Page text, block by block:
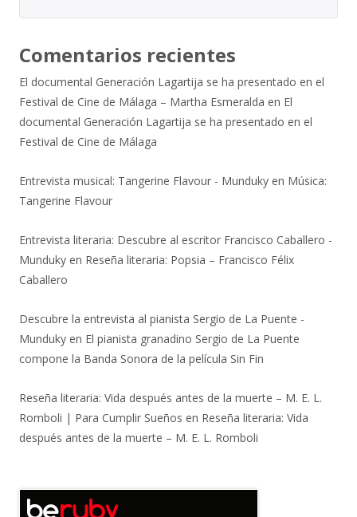
Comentarios recientes
El documental Generación Lagartija se ha presentado en el
Festival de Cine de Málaga – Martha Esmeralda en El
documental Generación Lagartija se ha presentado en el
Festival de Cine de Málaga
Entrevista musical: Tangerine Flavour - Munduky en Música:
Tangerine Flavour
Entrevista literaria: Descubre al escritor Francisco Caballero -
Munduky en Reseña literaria: Popsia – Francisco Félix
Caballero
Descubre la entrevista al pianista Sergio de La Puente -
Munduky en El pianista granadino Sergio de La Puente
compone la Banda Sonora de la película Sin Fin
Reseña literaria: Vida después antes de la muerte – M. E. L.
Romboli | Para Cumplir Sueños en Reseña literaria: Vida
después antes de la muerte – M. E. L. Romboli